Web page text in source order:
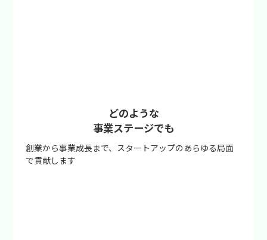
どのような
事業ステージでも
創業から事業成長まで、スタートアップのあらゆる局面
で貢献します